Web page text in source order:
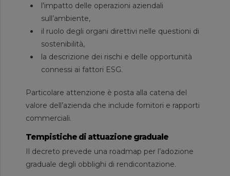
l’impatto delle operazioni aziendali
sull’ambiente,
il ruolo degli organi direttivi nelle questioni di
sostenibilità,
la descrizione dei rischi e delle opportunità
connessi ai fattori ESG.
Particolare attenzione è posta alla catena del
valore dell’azienda che include fornitori e rapporti
commerciali.
Tempistiche di attuazione graduale
Il decreto prevede una roadmap per l’adozione
graduale degli obblighi di rendicontazione.